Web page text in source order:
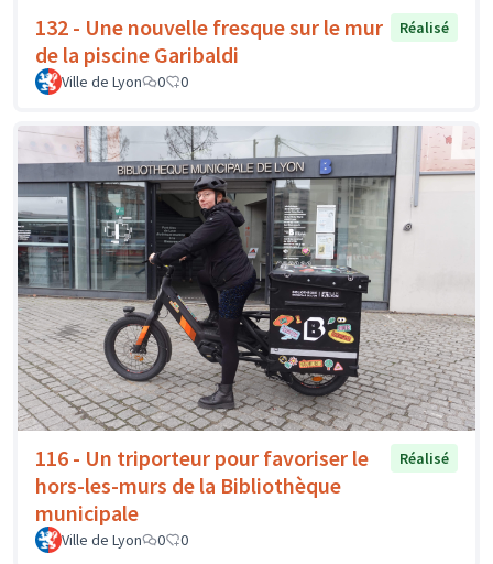
132 - Une nouvelle fresque sur le mur
de la piscine Garibaldi
Réalisé
Ville de Lyon 0 0
116 - Un triporteur pour favoriser le
hors-les-murs de la Bibliothèque
municipale
Réalisé
Ville de Lyon 0 0